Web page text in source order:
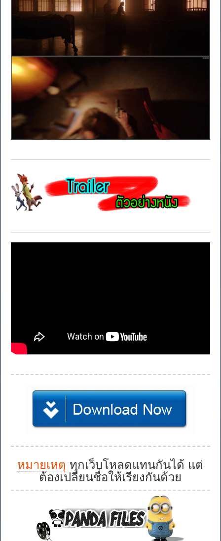
หมายเหตุ ทุกเว็บโหลดแทนกันได้ แต่
ต้องเปลี่ยนชื่อให้เรียงกันด้วย